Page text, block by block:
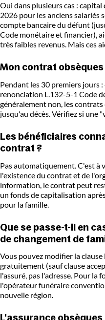
Oui dans plusieurs cas : capital
2026 pour les anciens salariés
compte bancaire du défunt
Code monétaire et financier),
très faibles revenus. Mais ces
Mon contrat
Pendant les 30 premiers jours
renonciation L.132-5-1 Code
généralement non, les
jusqu'au décès. Vérifiez si une
Les bénéficiaires
contrat ?
Pas automatiquement. C'est à
l'existence du contrat et de
information, le contrat peut
un fonds de capitalisation
pour la famille.
Que se passe-t-il en
de changement de
Vous pouvez modifier la
gratuitement (sauf clause
l'assuré, pas l'adresse. Pour la
l'opérateur funéraire
nouvelle région.
L'assurance